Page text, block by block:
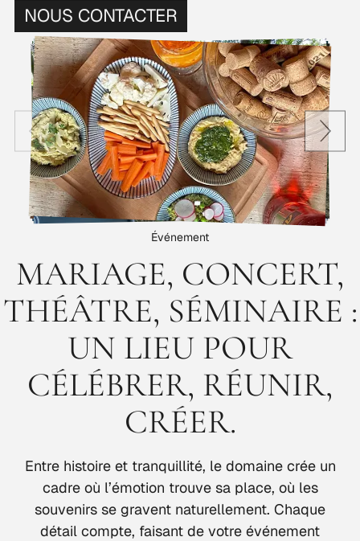
NOUS CONTACTER
Événement
MARIAGE, CONCERT,
THÉÂTRE, SÉMINAIRE :
UN LIEU POUR
CÉLÉBRER, RÉUNIR,
CRÉER.
Entre histoire et tranquillité, le domaine crée un
cadre où l’émotion trouve sa place, où les
souvenirs se gravent naturellement. Chaque
détail compte, faisant de votre événement